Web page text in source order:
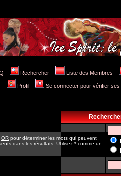
Rechercher Liste des Membres
Profil Se connecter pour vérifier
ORpour déterminer les mots qui peuvent
dans les résultats. Utilisez * comme un